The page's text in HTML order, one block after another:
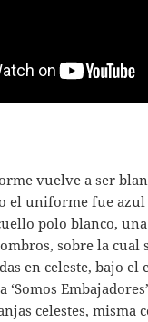
vuelve a ser
el uniforme fue
polo blanco,
sobre la cual
en celeste, bajo el
‘Somos
celestes, misma